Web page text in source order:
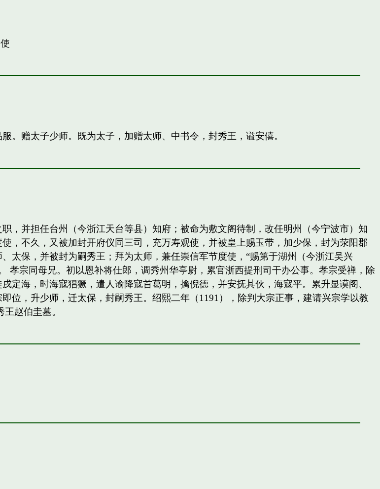
。赠太子少师。既为太子，加赠太师、中书令，封秀王，谥安僖。
，并担任台州（今浙江天台等县）知府；被命为敷文阁待制，改任明州（今宁波市）知
，不久，又被加封开府仪同三司，充万寿观使，并被皇上赐玉带，加少保，封为荥阳郡
太保，并被封为嗣秀王；拜为太师，兼任崇信军节度使，“赐第于湖州（今浙江吴兴
宗同母兄。初以恩补将仕郎，调秀州华亭尉，累官浙西提刑司干办公事。孝宗受禅，除
定海，时海寇猖獗，遣人谕降寇首葛明，擒倪德，并安抚其伙，海寇平。累升显谟阁、
位，升少师，迁太保，封嗣秀王。绍熙二年（1191），除判大宗正事，建请兴宗学以教
赵伯圭墓。